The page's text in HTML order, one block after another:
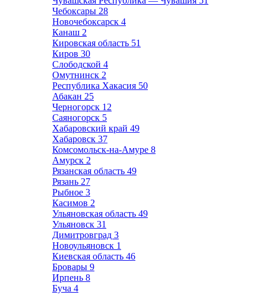
Чебоксары 28
Новочебоксарск 4
Канаш 2
Кировская область 51
Киров 30
Слободской 4
Омутнинск 2
Республика Хакасия 50
Абакан 25
Черногорск 12
Саяногорск 5
Хабаровский край 49
Хабаровск 37
Комсомольск-на-Амуре 8
Амурск 2
Рязанская область 49
Рязань 27
Рыбное 3
Касимов 2
Ульяновская область 49
Ульяновск 31
Димитровград 3
Новоульяновск 1
Киевская область 46
Бровары 9
Ирпень 8
Буча 4